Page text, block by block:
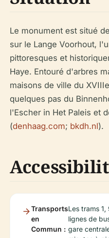
Le monument est situé
sur le Lange Voorhout,
pittoresques et
Haye. Entouré d'arbres
maisons de ville du
quelques pas du
l'Escher in Het Paleis et
(denhaag.com; bkdh.nl).
Transports
en
Commun :
Les trams
lignes de
gare